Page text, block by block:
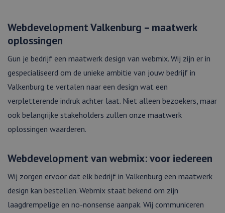
Webdevelopment Valkenburg – maatwerk
oplossingen
Gun je bedrijf een maatwerk design van webmix. Wij zijn er in
gespecialiseerd om de unieke ambitie van jouw bedrijf in
Valkenburg te vertalen naar een design wat een
verpletterende indruk achter laat. Niet alleen bezoekers, maar
ook belangrijke stakeholders zullen onze maatwerk
oplossingen waarderen.
Webdevelopment van webmix: voor iedereen
Wij zorgen ervoor dat elk bedrijf in Valkenburg een maatwerk
design kan bestellen. Webmix staat bekend om zijn
laagdrempelige en no-nonsense aanpak. Wij communiceren